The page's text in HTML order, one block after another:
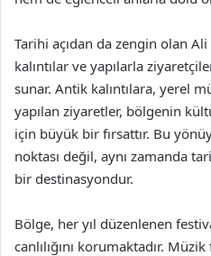
Tarihi açıdan da zengin olan
kalıntılar ve yapılarla
sunar. Antik kalıntılara, yerel
yapılan ziyaretler, bölgenin
için büyük bir fırsattır. Bu
noktası değil, aynı zamanda
bir destinasyondur.
Bölge, her yıl düzenlenen
canlılığını korumaktadır.